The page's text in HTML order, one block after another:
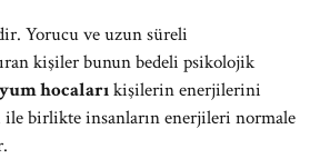
Yorucu ve uzun süreli
kişiler bunun bedeli psikolojik
hocalarıkişilerin enerjilerini
ile birlikte insanların enerjileri normale